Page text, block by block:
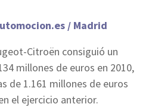
/ Madrid
Citroën consiguió un
millones de euros en 2010,
de 1.161 millones de euros
el ejercicio anterior.